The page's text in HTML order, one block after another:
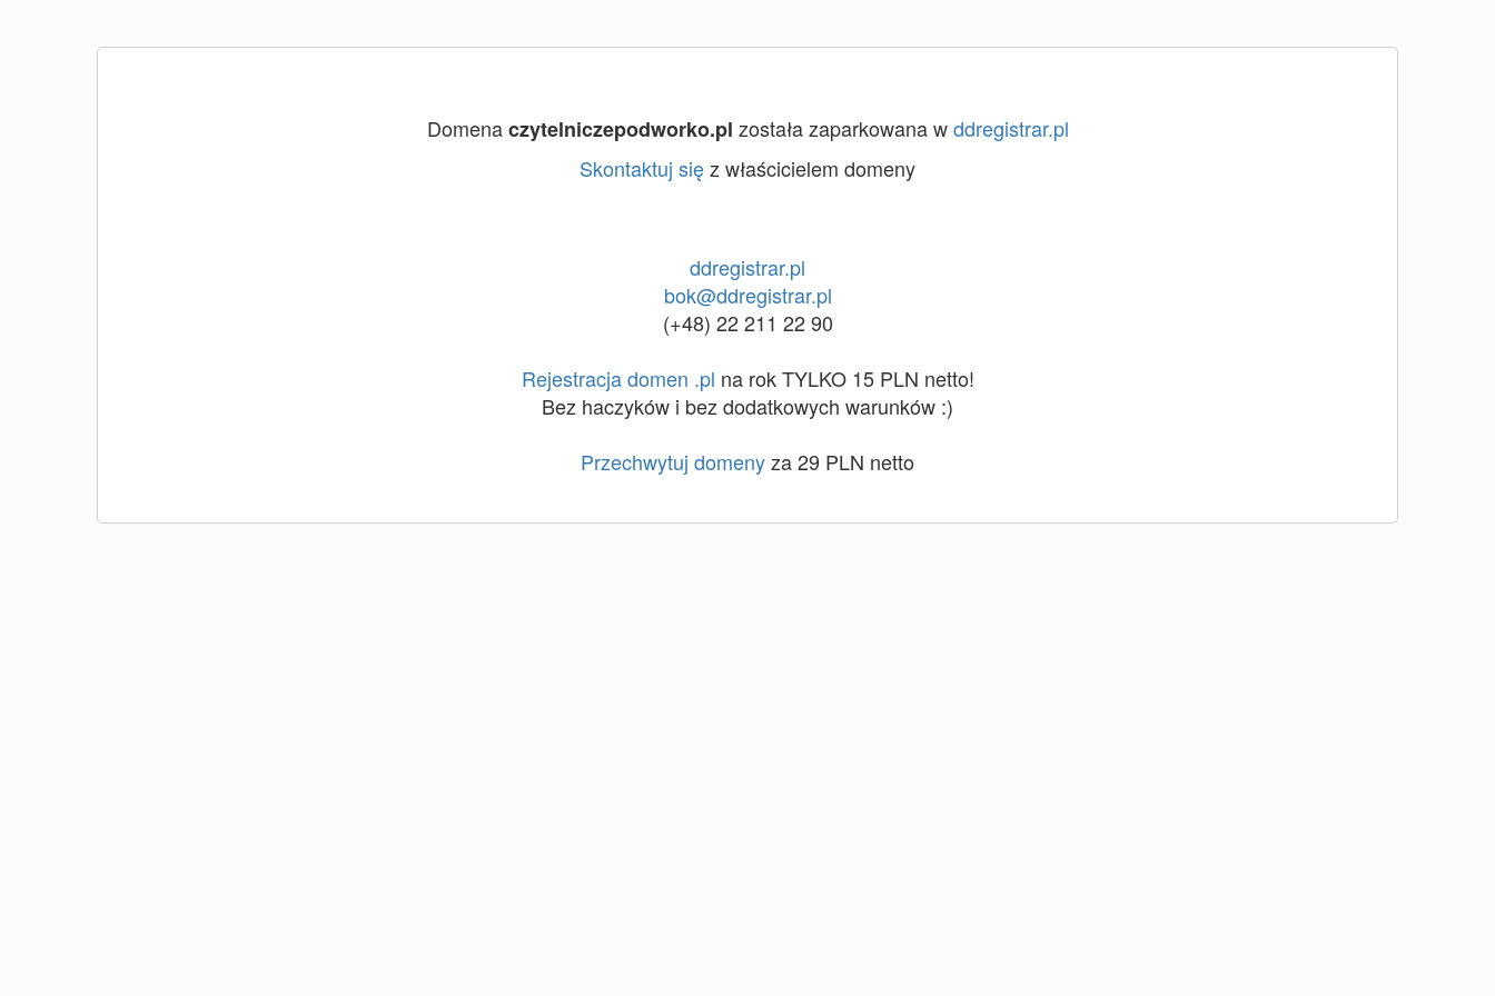
Domenaczytelniczepodworko.pl została zaparkowana wddregistrar.pl
Skontaktuj sięz właścicielem domeny
ddregistrar.pl
bok@ddregistrar.pl
(+48) 22 211 22 90
Rejestracja domen .pl na rok TYLKO 15 PLN netto!
Bez haczyków i bez dodatkowych warunków :)
Przechwytuj domenyza 29 PLN netto